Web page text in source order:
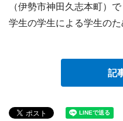
（伊勢市神田久志本町）
学生の学生による学生のた
記